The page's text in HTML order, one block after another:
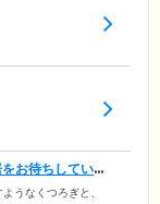
お待ちしていま
うなくつろぎと、